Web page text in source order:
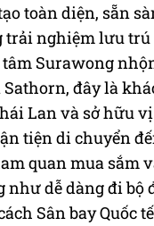
toàn diện, sẵn
nghiệm lưu trú
Surawong
đây là
Lan và sở hữu
tiện di chuyển
quan mua sắm
như dễ dàng đi bộ
Sân bay Quốc tế